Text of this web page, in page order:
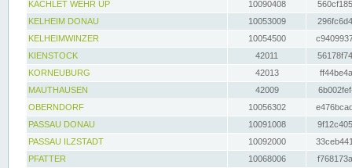
KACHLET WEHR UP
10090408
KELHEIM DONAU
10053009
KELHEIMWINZER
10054500
KIENSTOCK
42011
KORNEUBURG
42013
MAUTHAUSEN
42009
OBERNDORF
10056302
PASSAU DONAU
10091008
PASSAU ILZSTADT
10092000
PFATTER
10068006